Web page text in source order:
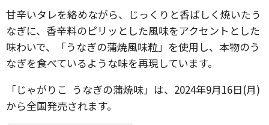
甘辛いタレを絡めながら、じっくりと香ばしく焼いたう
なぎに、香辛料のピリッとした風味をアクセントとした
味わいで、「うなぎの蒲焼風味粒」を使用し、本物のう
なぎを食べているような味を再現しています。
「じゃがりこ うなぎの蒲焼味」は、2024年9月16日(月)
から全国発売されます。